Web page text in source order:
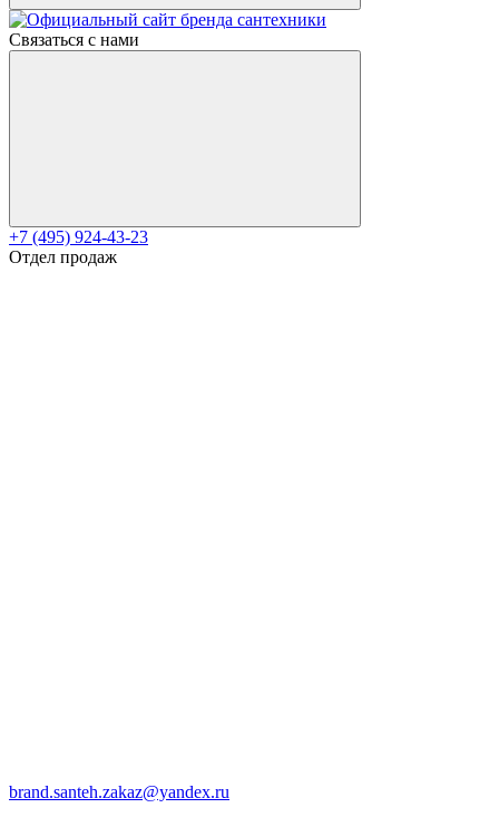
Связаться с нами
+7 (495) 924-43-23
Отдел продаж
brand.santeh.zakaz@yandex.ru